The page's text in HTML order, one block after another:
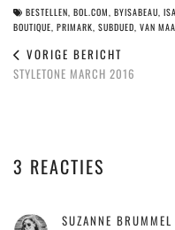
BESTELLEN BOL.COM BYISABEAU
BOUTIQUE PRIMARK SUBDUED VAN
VORIGE BERICHT
STYLETONE MARCH 2016
3 REACTIES
SUZANNE BRUMMEL